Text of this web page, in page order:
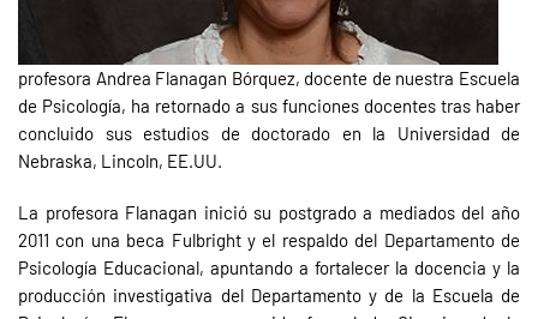
profesora Andrea Flanagan Bórquez, docente de nuestra Escuela
de Psicología, ha retornado a sus funciones docentes tras haber
concluido sus estudios de doctorado en la Universidad de
Nebraska, Lincoln, EE.UU.
La profesora Flanagan inició su postgrado a mediados del año
2011 con una beca Fulbright y el respaldo del Departamento de
Psicología Educacional, apuntando a fortalecer la docencia y la
producción investigativa del Departamento y de la Escuela de